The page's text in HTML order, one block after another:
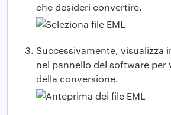
che desideri convertire.
Successivamente, visualizza
nel pannello del software per
della conversione.